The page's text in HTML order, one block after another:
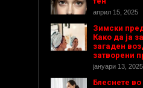
април 15, 2025
Зимски
Како да ја
загаден
затворени
јануари 13, 2025
Блеснете